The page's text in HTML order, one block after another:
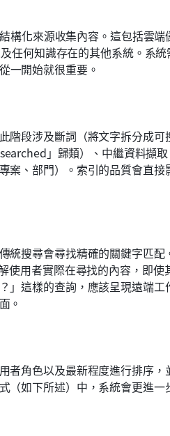
構化來源收集內容。這包括雲
任何知識存在的其他系統。系
一開始就很重要。
階段涉及斷詞（將文字拆分成
」歸類）、中繼資料擷
案、部門）。索引的品質會直
統搜尋會尋找精確的關鍵字匹
使用者實際在尋找的內容，即
」這樣的查詢，應該呈現遠端
。
者角色以及最新程度進行排序
（如下所述）中，系統會更進